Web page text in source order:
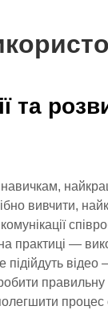
та
вивчити,
практиці —
підійдуть